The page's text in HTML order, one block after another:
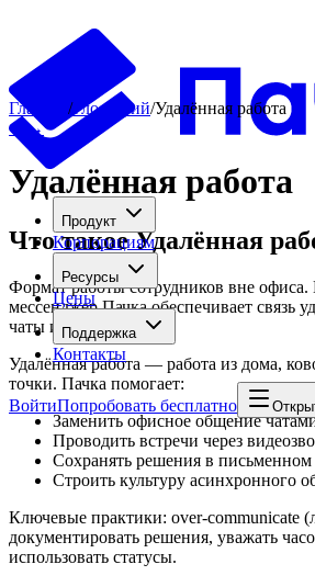
Продукт
Корпорациям
Ресурсы
Цены
Поддержка
Контакты
ВойтиПопробовать бесплатно
Главная /Глоссарий/Удалённая работа
← →
Удалённая работа
Что такоеУдалённая
Формат работы сотрудников вне
мессенджер Пачка обеспечивает связь
чаты и видеозвонки
Удалённая работа — работа из дома,
точки. Пачка помогает:
Заменить офисное общение
Проводить встречи через
Сохранять решения в письменном
Строить культуру асинхронного
Ключевые практики: over-communicate
документировать решения, уважать
использовать статусы.